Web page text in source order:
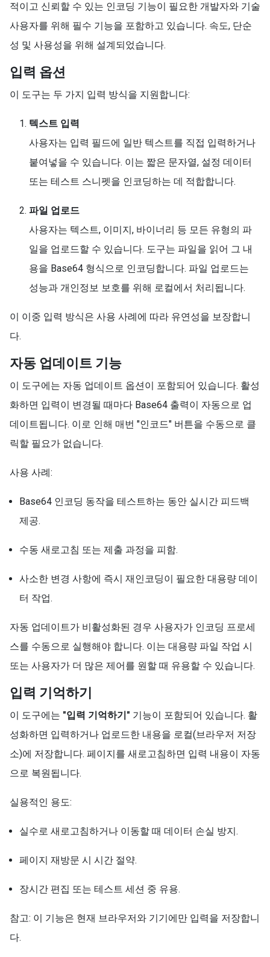
적이고 신뢰할 수 있는 인코딩 기능이 필요한 개발자와 기술
사용자를 위해 필수 기능을 포함하고 있습니다. 속도, 단순
성 및 사용성을 위해 설계되었습니다.
입력 옵션
이 도구는 두 가지 입력 방식을 지원합니다:
텍스트 입력
사용자는 입력 필드에 일반 텍스트를 직접 입력하거나
붙여넣을 수 있습니다. 이는 짧은 문자열, 설정 데이터
또는 테스트 스니펫을 인코딩하는 데 적합합니다.
파일 업로드
사용자는 텍스트, 이미지, 바이너리 등 모든 유형의 파
일을 업로드할 수 있습니다. 도구는 파일을 읽어 그 내
용을 Base64 형식으로 인코딩합니다. 파일 업로드는
성능과 개인정보 보호를 위해 로컬에서 처리됩니다.
이 이중 입력 방식은 사용 사례에 따라 유연성을 보장합니
다.
자동 업데이트 기능
이 도구에는 자동 업데이트 옵션이 포함되어 있습니다. 활성
화하면 입력이 변경될 때마다 Base64 출력이 자동으로 업
데이트됩니다. 이로 인해 매번 "인코드" 버튼을 수동으로 클
릭할 필요가 없습니다.
사용 사례:
Base64 인코딩 동작을 테스트하는 동안 실시간 피드백
제공.
수동 새로고침 또는 제출 과정을 피함.
사소한 변경 사항에 즉시 재인코딩이 필요한 대용량 데이
터 작업.
자동 업데이트가 비활성화된 경우 사용자가 인코딩 프로세
스를 수동으로 실행해야 합니다. 이는 대용량 파일 작업 시
또는 사용자가 더 많은 제어를 원할 때 유용할 수 있습니다.
입력 기억하기
이 도구에는 "입력 기억하기" 기능이 포함되어 있습니다. 활
성화하면 입력하거나 업로드한 내용을 로컬(브라우저 저장
소)에 저장합니다. 페이지를 새로고침하면 입력 내용이 자동
으로 복원됩니다.
실용적인 용도:
실수로 새로고침하거나 이동할 때 데이터 손실 방지.
페이지 재방문 시 시간 절약.
장시간 편집 또는 테스트 세션 중 유용.
참고: 이 기능은 현재 브라우저와 기기에만 입력을 저장합니
다.